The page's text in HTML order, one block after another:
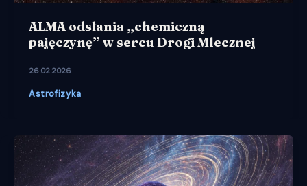
ALMA odsłania „chemiczną
pajęczynę” w sercu Drogi Mlecznej
26.02.2026
Astrofizyka